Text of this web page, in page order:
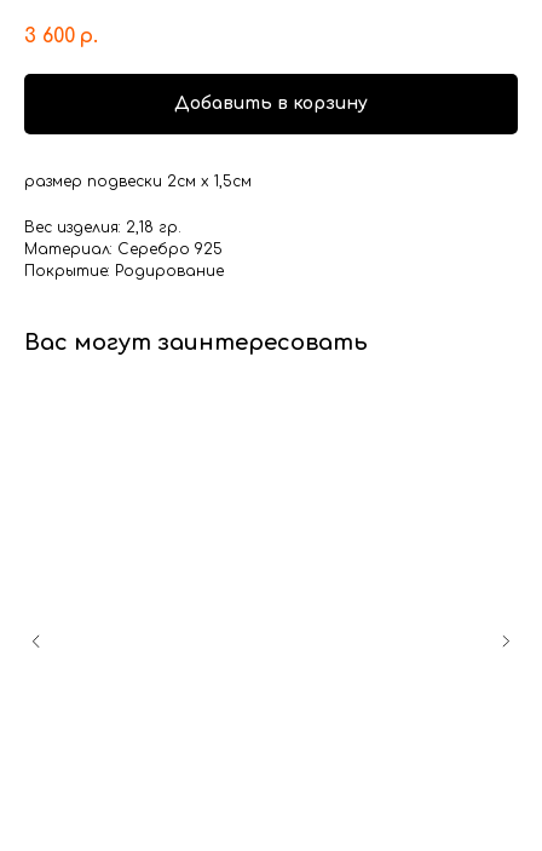
3 600 р.
Добавить в корзину
размер подвески 2см х 1,5см
Вес изделия: 2,18 гр.
Материал: Серебро 925
Покрытие: Родирование
Вас могут заинтересовать